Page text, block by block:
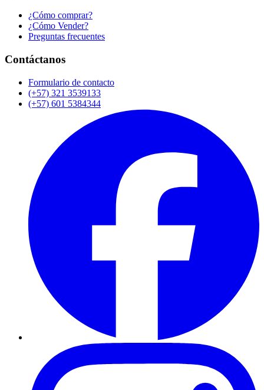
¿Cómo comprar?
¿Cómo Vender?
Preguntas frecuentes
Contáctanos
Formulario de contacto
(+57) 321 3539133
(+57) 601 5384344